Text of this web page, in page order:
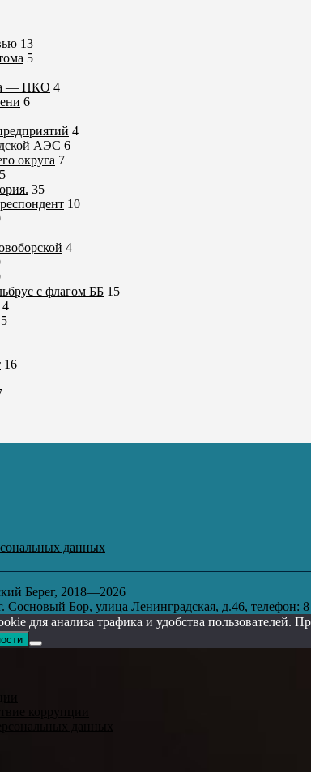
13
5
— НКО 4
6
4
АЭС 6
округа 7
35
10
4
с флагом ББ 15
4
5
16
данных
Берег, 2018—2026
Сосновый Бор, улица Ленинградская, д.46, телефон:
для анализа трафика и удобства пользователей.